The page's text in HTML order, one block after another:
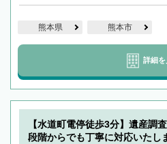
熊本県 熊本市
詳細を
【水道町電停徒歩3分】遺産調
段階からでも丁寧に対応いたし